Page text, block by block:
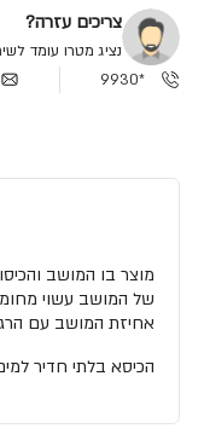
צריכים עזרה?
נציג מטרו עומד
*9930
מוצר בו המושב
של המושב עשוי
אחיזת המושב עם
הכיסא בלתי חדיר